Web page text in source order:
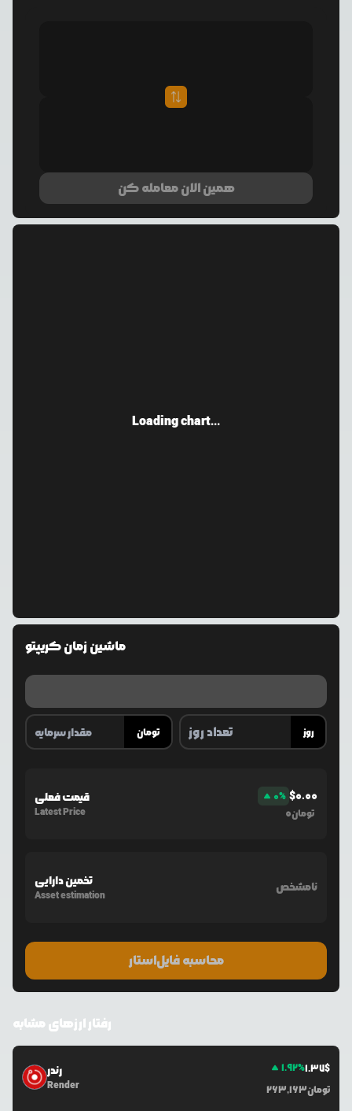
همین الان معامله کن
Loading chart...
ماشین زمان کریپتو
تومان روز
قیمت فعلی
Latest Price
0% $0.00
0تومان
تخمین دارایی
Asset estimation
نامشخص
محاسبه فایل‌استار
رفتار ارزهای مشابه
رندر
Render
1.92%1.37$
263,163تومان